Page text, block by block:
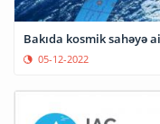
Bakıda kosmik sahəyə
05-12-2022